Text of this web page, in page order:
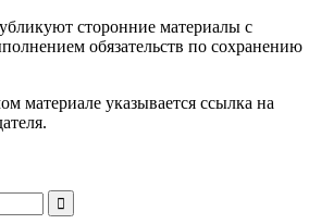
сторонние материалы с
обязательств по сохранению
материале указывается ссылка на